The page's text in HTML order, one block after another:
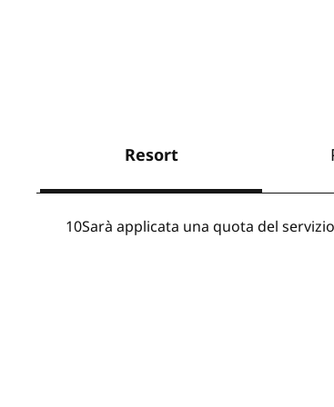
Resort
10Sarà applicata una quota del